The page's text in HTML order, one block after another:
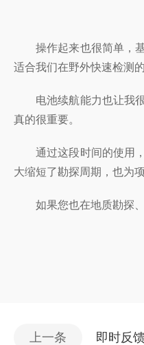
操作起来也很简单，基
适合我们在野外快速检测的
电池续航能力也让我很
真的很重要。
通过这段时间的使用，
大缩短了勘探周期，也为
如果您也在地质勘探、
上一条 即时反